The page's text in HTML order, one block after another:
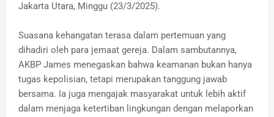
Jakarta Utara, Minggu (23/3/2025).
Suasana kehangatan terasa dalam pertemuan yang
dihadiri oleh para jemaat gereja. Dalam sambutannya,
AKBP James menegaskan bahwa keamanan bukan hanya
tugas kepolisian, tetapi merupakan tanggung jawab
bersama. Ia juga mengajak masyarakat untuk lebih aktif
dalam menjaga ketertiban lingkungan dengan melaporkan